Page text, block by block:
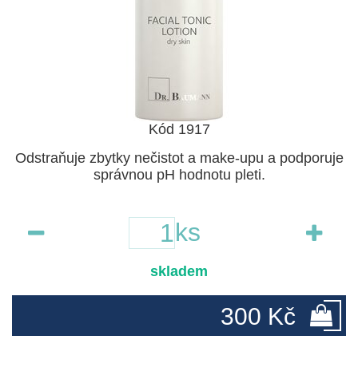
Kód 1917
Odstraňuje zbytky nečistot a make-upu a podporuje
správnou pH hodnotu pleti.
ks
skladem
300 Kč